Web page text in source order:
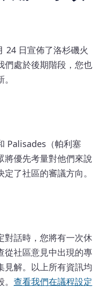
24 日宣佈了洛杉磯火
們處於後期階段，您也
Palisades（帕利塞
將優先考量對他們來說
了社區的審議方向。
對話時，您將有一次休
從社區意見中出現的專
見解。以上所有資訊均
查看我們在議程設定